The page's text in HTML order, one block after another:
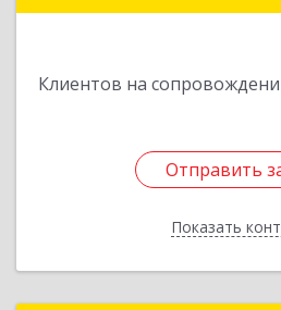
Клиентов на
Отправить
Показать
Отправить
Назад